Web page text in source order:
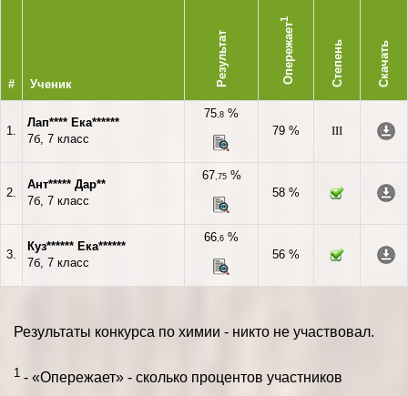
# Ученик Результат Опережает
1
Степень Скачать
1.
Лап**** Ека******
7б, 7 класс
75,8 %
79 %
III
2.
Ант***** Дар**
7б, 7 класс
67,75%
58 %
3.
Куз****** Ека******
7б, 7 класс
66,6 %
56 %
Результаты конкурса по химии - никто не участвовал.
1 - «Опережает» - сколько процентов участников